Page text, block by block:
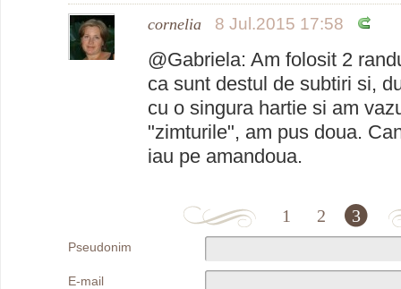
cornelia 8 Jul.2015 17:58
@Gabriela: Am folosit 2
ca sunt destul de subtiri si,
cu o singura hartie si am
"zimturile", am pus doua.
iau pe amandoua.
1 2 3
Pseudonim
E-mail